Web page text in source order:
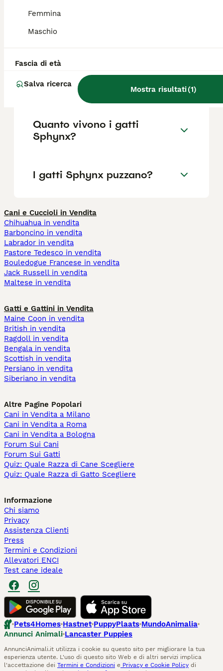
Femmina
Maschio
Fascia di età
Salva ricerca
Mostra risultati(1)
pelo?
Cosa sapere prima di
prendere uno Sphynx?
Quanto vivono i gatti
Sphynx?
I gatti Sphynx puzzano?
Cani e Cuccioli in Vendita
Chihuahua in vendita
Barboncino in vendita
Labrador in vendita
Pastore Tedesco in vendita
Bouledogue Francese in vendita
Jack Russell in vendita
Maltese in vendita
Gatti e Gattini in Vendita
Maine Coon in vendita
British in vendita
Ragdoll in vendita
Bengala in vendita
Scottish in vendita
Persiano in vendita
Siberiano in vendita
Altre Pagine Popolari
Cani in Vendita a Milano
Cani in Vendita a Roma
Cani in Vendita a Bologna
Forum Sui Cani
Forum Sui Gatti
Quiz: Quale Razza di Cane Scegliere
Quiz: Quale Razza di Gatto Scegliere
Informazione
Chi siamo
Privacy
Assistenza Clienti
Press
Termini e Condizioni
Allevatori ENCI
Test cane ideale
Pets4Homes Hastnet PuppyPlaats MundoAnimalia
Annunci Animali Lancaster Puppies
AnnunciAnimali.it utilizza i cookie su questo sito per migliorare la tua
esperienza utente. L'uso di questo sito Web e di altri servizi implica
l'accettazione dei Termini e Condizioni e Privacy e Cookie Policy di